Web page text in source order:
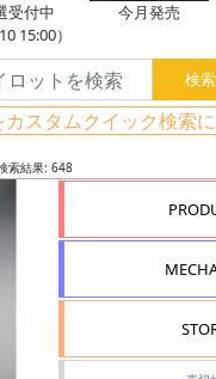
受付中
15:00）
今月発売
スタムクイック検索
索結果: 648